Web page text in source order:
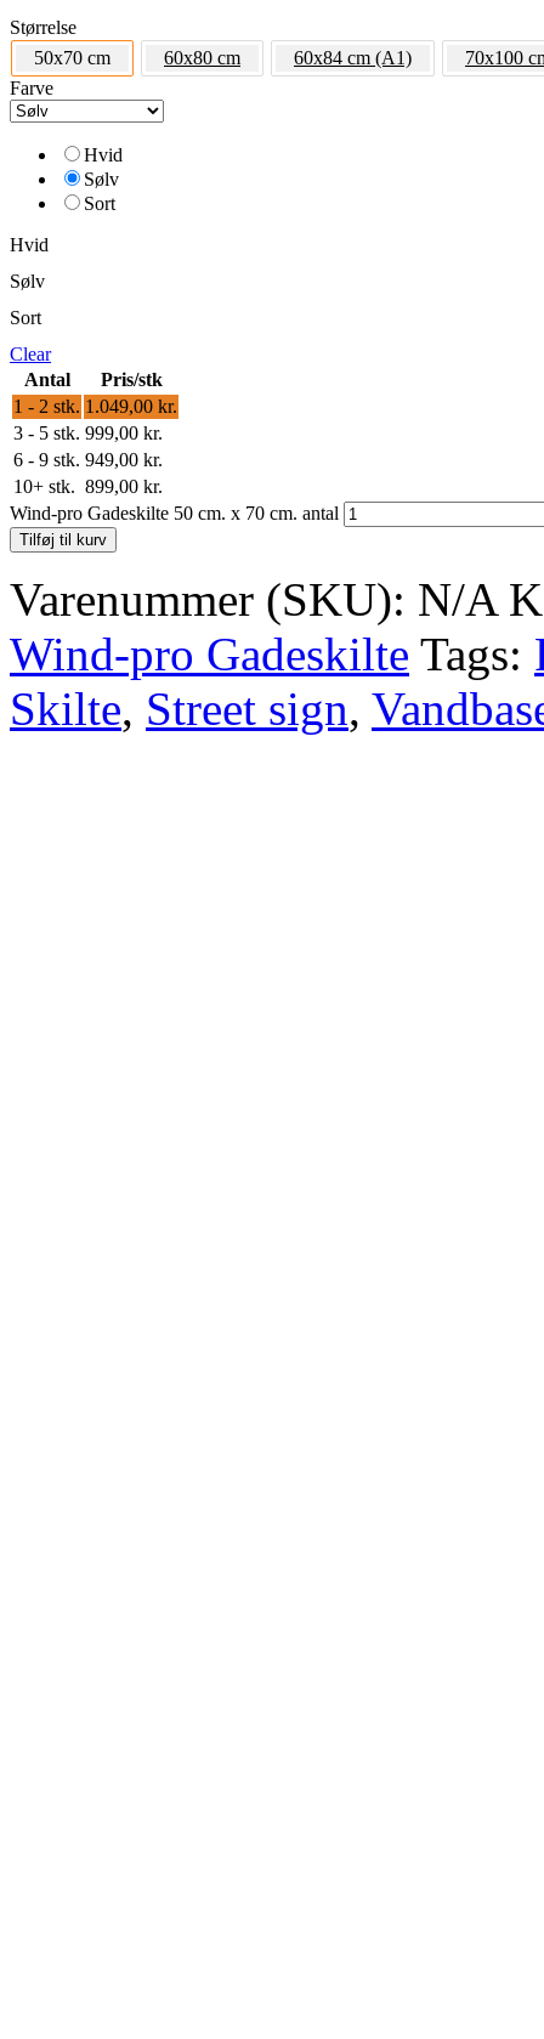
Størrelse
50x70 cm
60x80 cm 60x84 cm (A1)
70x100
Farve
Hvid
Sølv
Sort
Hvid
Sølv
Sort
Clear
Antal
Pris/stk
1 - 2 stk. 1.049,00 kr.
3 - 5 stk. 999,00 kr.
6 - 9 stk. 949,00 kr.
10+ stk. 899,00 kr.
Wind-pro Gadeskilte 50 cm. x 70 cm. antal
Tilføj til kurv
Varenummer (SKU): N/A
Wind-pro Gadeskilte Tags:
Skilte, Street sign,